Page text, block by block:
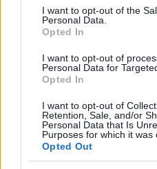
consent section.
I want to opt-out of the
Personal Data.
Opted In
I want to opt-out of
Personal Data for
Opted In
I want to opt-out of
Retention, Sale, and/or
Personal Data that Is
Purposes for which it was
Opted Out
Országos hírek WWF
évre